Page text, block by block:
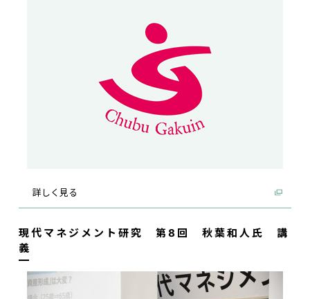
詳しく見る
現代マネジメント研究 第8回 秋葉和人氏 講
義